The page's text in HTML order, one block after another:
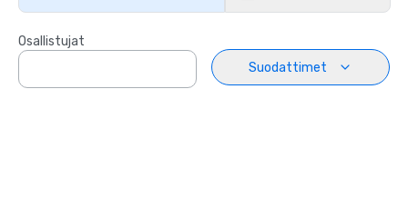
Osallistujat
Suodattimet